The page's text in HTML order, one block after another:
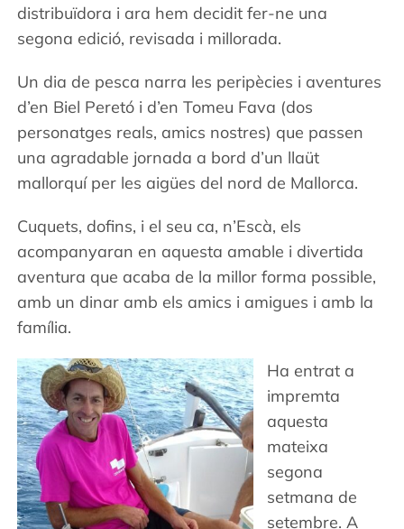
Contacte
WooCommerce Cart
distribuïdora i ara hem decidit fer-ne una
segona edició, revisada i millorada.
Un dia de pesca narra les peripècies i aventures
d’en Biel Peretó i d’en Tomeu Fava (dos
personatges reals, amics nostres) que passen
una agradable jornada a bord d’un llaüt
mallorquí per les aigües del nord de Mallorca.
Cuquets, dofins, i el seu ca, n’Escà, els
acompanyaran en aquesta amable i divertida
aventura que acaba de la millor forma possible,
amb un dinar amb els amics i amigues i amb la
família.
Ha entrat a
impremta
aquesta
mateixa
segona
setmana de
setembre. A